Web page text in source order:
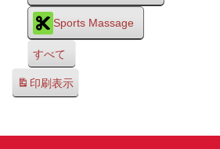
Sports Massage
すべて
印刷表示